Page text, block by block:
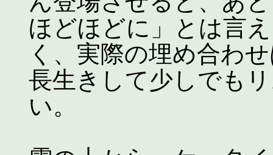
ほどほどに」とは言
く、実際の埋め合わ
長生きして少しでも
い。